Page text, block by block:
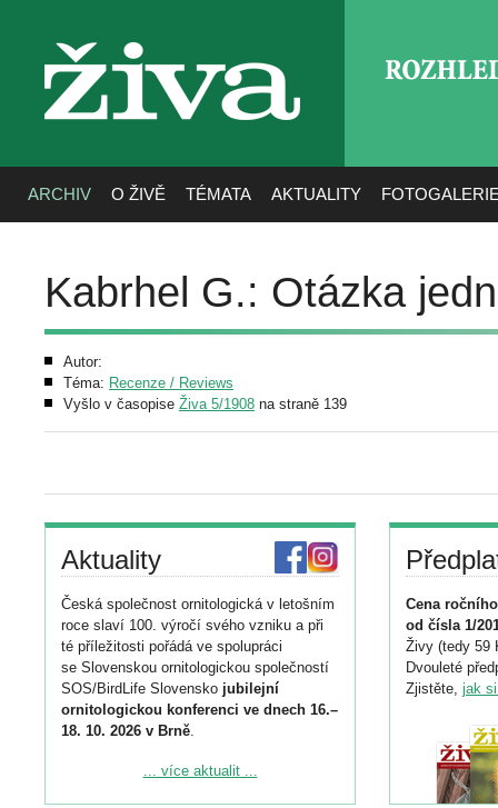
živa
ARCHIV O ŽIVĚ TÉMATA AKTUALITY
Kabrhel G.: Otázka
Autor:
Téma: Recenze / Reviews
Vyšlo v časopise Živa 5/1908 na straně 139
Aktuality
Česká společnost ornitologická v letošním
roce slaví 100. výročí svého vzniku a při
té příležitosti pořádá ve spolupráci
se Slovenskou ornitologickou společností
SOS/BirdLife Slovensko jubilejní
ornitologickou konferenci ve dnech 16.–
18. 10. 2026 v Brně.
Podrobnější informace ke konferenci
... více aktualit ...
Cena
od čísla 1/
Živy (tedy 59
Dvouleté
Zjistěte, jak